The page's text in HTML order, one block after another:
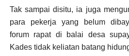
Tak sampai disitu, ia juga
para pekerja yang belum
forum rapat di balai desa
Kades tidak keliatan batang